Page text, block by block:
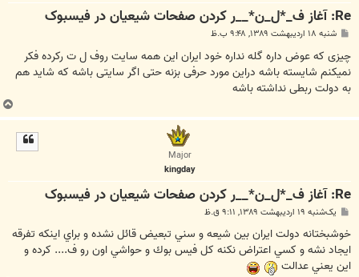
Re: آغاز ف_*ل_ن*__ر کردن صفحات شیعیان در فیس‏بوک
ت
شنبه ۱۸ اردیبهشت ۱۳۸۹, ۹:۴۸ ب.ظ
چیزی که عوض داره گله نداره خود ایران این همه سایت روف ل ت رکرده فکر
نمیکنم شایسته باشه دراین مورد حرفی بزنه حتی اگر سایتی باشه که شاید هم
به دولت ربطی نداشته باشه
Major
kingday
Re: آغاز ف_*ل_ن*__ر کردن صفحات شیعیان در فیس‏بوک
ت
یک‌شنبه ۱۹ اردیبهشت ۱۳۸۹, ۹:۱۱ ق.ظ
خوشبختانه دولت ايران بين شيعه و سني تبعيض قائل نشده و براي اينكه تفرقه
ايجاد نشه و كسي اعتراض نكنه كل فيس بوك و حواشي اون رو ف.... كرده و
اين يعني عدالت